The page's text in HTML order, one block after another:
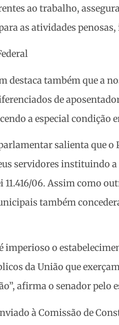
ao trabalho,
as atividades
destaca também que a
de
a especial condição
salienta que o
servidores instituindo
11.416/06. Assim como
também
imperioso o
da União que
afirma o senador pelo
à Comissão de